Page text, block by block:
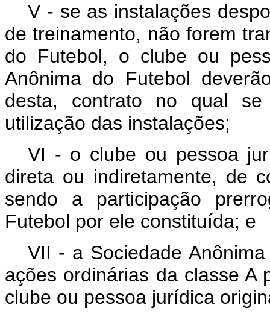
V - se as instalações
de treinamento, não forem
do Futebol, o clube ou
Anônima do Futebol
desta, contrato no qual se
utilização das instalações;
VI - o clube ou pessoa
direta ou indiretamente, de
sendo a participação
Futebol por ele constituída; e
VII - a Sociedade
ações ordinárias da classe A
clube ou pessoa jurídica